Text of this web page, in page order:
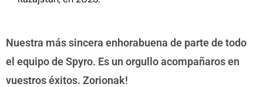
Nuestra más sincera enhorabuena de parte de todo
el equipo de Spyro. Es un orgullo acompañaros en
vuestros éxitos. Zorionak!